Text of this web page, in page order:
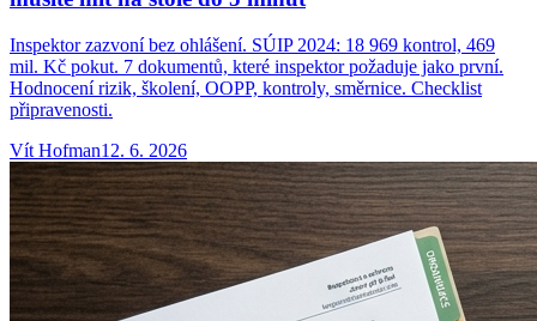
Inspektor zazvoní bez ohlášení. SÚIP 2024: 18 969 kontrol, 469
mil. Kč pokut. 7 dokumentů, které inspektor požaduje jako první.
Hodnocení rizik, školení, OOPP, kontroly, směrnice. Checklist
připravenosti.
Vít Hofman12. 6. 2026